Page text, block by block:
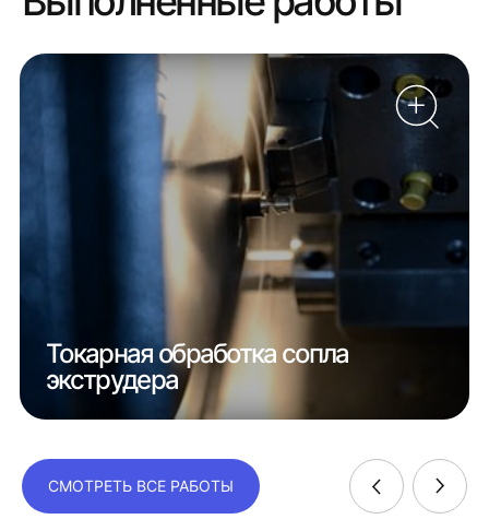
Токарная обработка сопла
экструдера
СМОТРЕТЬ ВСЕ РАБОТЫ